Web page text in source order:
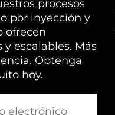
procesos
por inyección y
ofrecen
escalables. Más
Obtenga
hoy.